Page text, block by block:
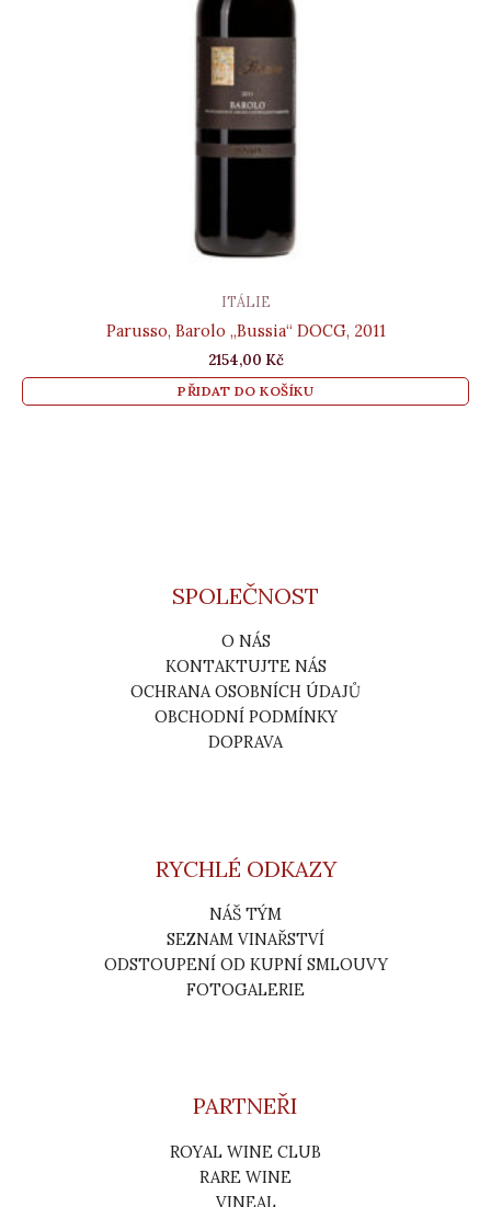
ITÁLIE
Parusso, Barolo „Bussia“ DOCG, 2011
2154,00 Kč
PŘIDAT DO KOŠÍKU
SPOLEČNOST
O NÁS
KONTAKTUJTE NÁS
OCHRANA OSOBNÍCH ÚDAJŮ
OBCHODNÍ PODMÍNKY
DOPRAVA
RYCHLÉ ODKAZY
NÁŠ TÝM
SEZNAM VINAŘSTVÍ
ODSTOUPENÍ OD KUPNÍ SMLOUVY
FOTOGALERIE
PARTNEŘI
ROYAL WINE CLUB
RARE WINE
VINEAL